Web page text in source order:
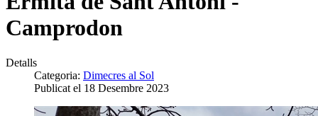
Camprodon
Detalls
Categoria: Dimecres al Sol
Publicat el 18 Desembre 2023